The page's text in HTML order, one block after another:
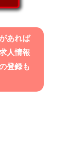
あれば
人情報
登録も